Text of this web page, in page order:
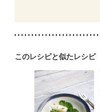
妊婦健診・体重増加が気
産後（ミルク）
骨折
このレシピと似たレシピ